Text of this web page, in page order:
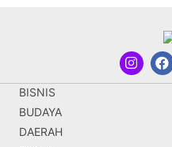
BISNIS
BUDAYA
DAERAH